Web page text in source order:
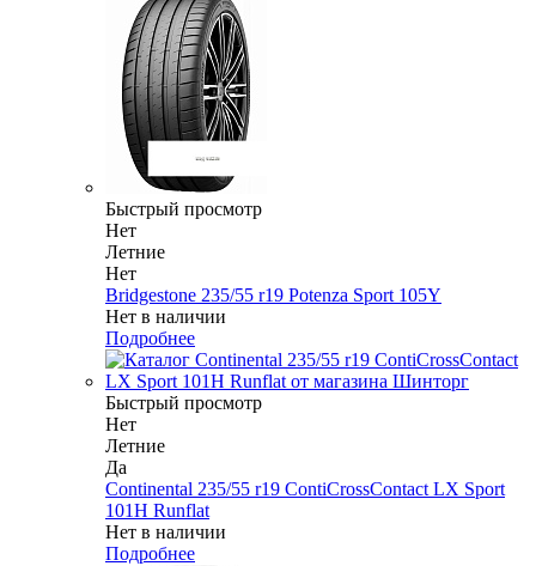
Быстрый просмотр
Нет
Летние
Нет
Bridgestone 235/55 r19 Potenza Sport 105Y
Нет в наличии
Подробнее
Быстрый просмотр
Нет
Летние
Да
Continental 235/55 r19 ContiCrossContact LX Sport
101H Runflat
Нет в наличии
Подробнее